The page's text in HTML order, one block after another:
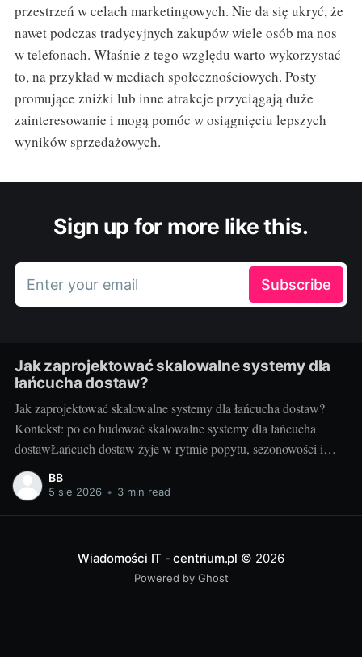
przestrzeń w celach marketingowych. Nie da się ukryć, że
nawet podczas tradycyjnych zakupów wiele osób ma nos
w telefonach. Właśnie z tego względu warto wykorzystać
to, na przykład w mediach społecznościowych. Posty
promujące zniżki lub inne atrakcje przyciągają duże
zainteresowanie i mogą pomóc w osiągnięciu lepszych
wyników sprzedażowych.
Sign up for more like this.
Enter your email Subscribe
Jak zaprojektować skalowalne systemy dla
łańcucha dostaw?
Jak zaprojektować skalowalne systemy dla łańcucha dostaw?
Kontekst: po co budować skalowalne systemy dla łańcucha
dostawŁańcuch dostaw żyje w rytmie popytu, sezonowości i
nieprzewidzianych zdarzeń. Gdy rośnie liczba zamówień,
kurierów, punktów odbioru i urządzeń IoT, systemy IT muszą
BB
5 sie 2026 • 3 min read
Wiadomości IT - centrium.pl © 2026
Powered by Ghost